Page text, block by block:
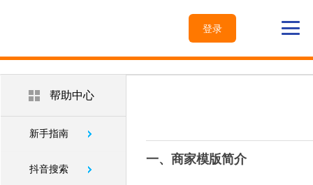
登录
帮助中心
新手指南
抖音搜索
一、商家模版简介